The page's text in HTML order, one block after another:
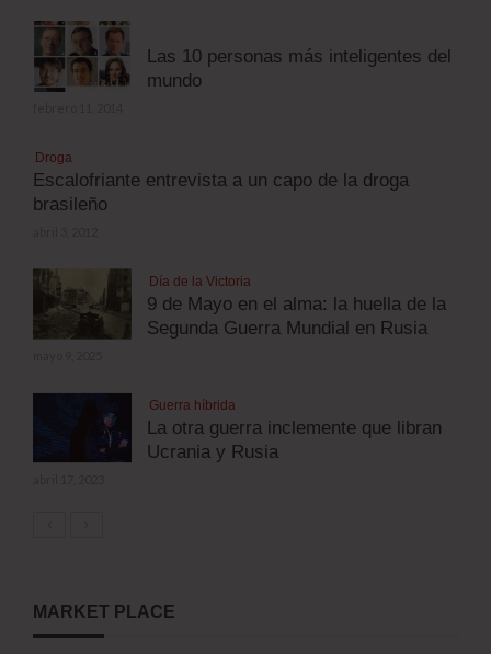
Las 10 personas más inteligentes del
mundo
Droga
Escalofriante entrevista a un capo de la droga
brasileño
Día de la Victoria
9 de Mayo en el alma: la huella de la
Segunda Guerra Mundial en Rusia
Guerra híbrida
La otra guerra inclemente que libran
Ucrania y Rusia
MARKET PLACE